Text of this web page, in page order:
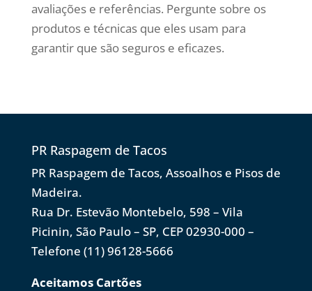
avaliações e referências. Pergunte sobre os
produtos e técnicas que eles usam para
garantir que são seguros e eficazes.
PR Raspagem de Tacos
PR Raspagem de Tacos, Assoalhos e Pisos de
Madeira.
Rua Dr. Estevão Montebelo, 598 – Vila
Picinin, São Paulo – SP, CEP 02930-000 –
Telefone (11) 96128-5666
Aceitamos Cartões